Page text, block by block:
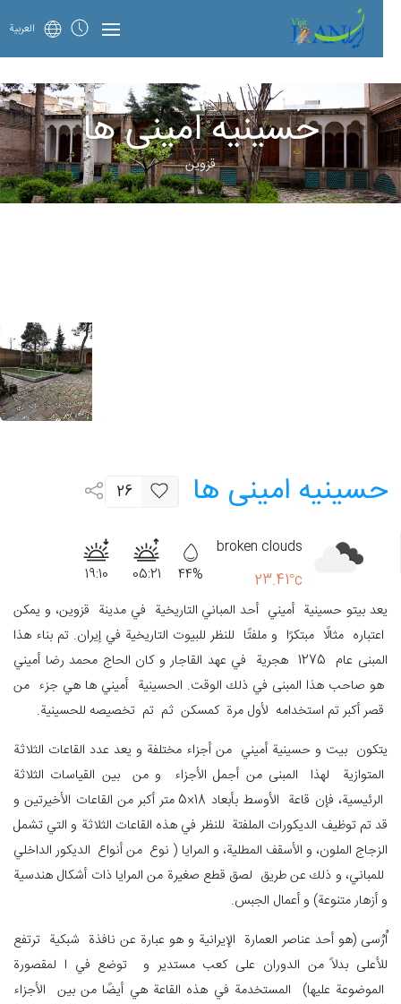
العربية
حسینیه‌ امینی ‌ها
قزوین
حسینیه‌ امینی ‌ها 26
broken clouds
23.41°c
44%
05:21
19:10
يعد بيتو حسينية أميني أحد المباني التاريخية في مدينة قزوين، و يمكن
اعتباره مثالًا مبتكرًا و ملفتًا للنظر للبيوت التاريخية في إيران. تم بناء هذا
المبنى عام 1275 هجرية في عهد القاجار و كان الحاج محمد رضا أميني
هو صاحب هذا المبنى في ذلك الوقت. الحسينية أميني ها هي جزء من
قصر أكبر تم استخدامه لأول مرة كمسكن ثم تم تخصيصه للحسينية.
يتكون بيت و حسينية أميني من أجزاء مختلفة و يعد عدد القاعات الثلاثة
المتوازية لهذا المبنى من أجمل الأجزاء و من بين القياسات الثلاثة
الرئيسية، فإن قاعة الأوسط بأبعاد 18×5 متر أكبر من القاعات الأخيرتين و
قد تم توظيف الديكورات الملفتة للنظر في هذه القاعات الثلاثة و التي تشمل
الزجاج الملون، و الأسقف المطلية، و المرايا ( نوع من أنواع الديكور الداخلي
للمباني، و ذلك عن طريق لصق قطع صغيرة من المرايا ذات أشكال هندسية
و أزهار متنوعة) و أعمال الجبس.
اُرُسی (هو أحد عناصر العمارة الإيرانية و هو عبارة عن نافذة شبكية ترتفع
للأعلى بدلاً من الدوران على كعب مستدير و توضع في ا لمقصورة
الموضوعة عليها) المستخدمة في هذه القاعة هي أيضًا من بين الأجزاء